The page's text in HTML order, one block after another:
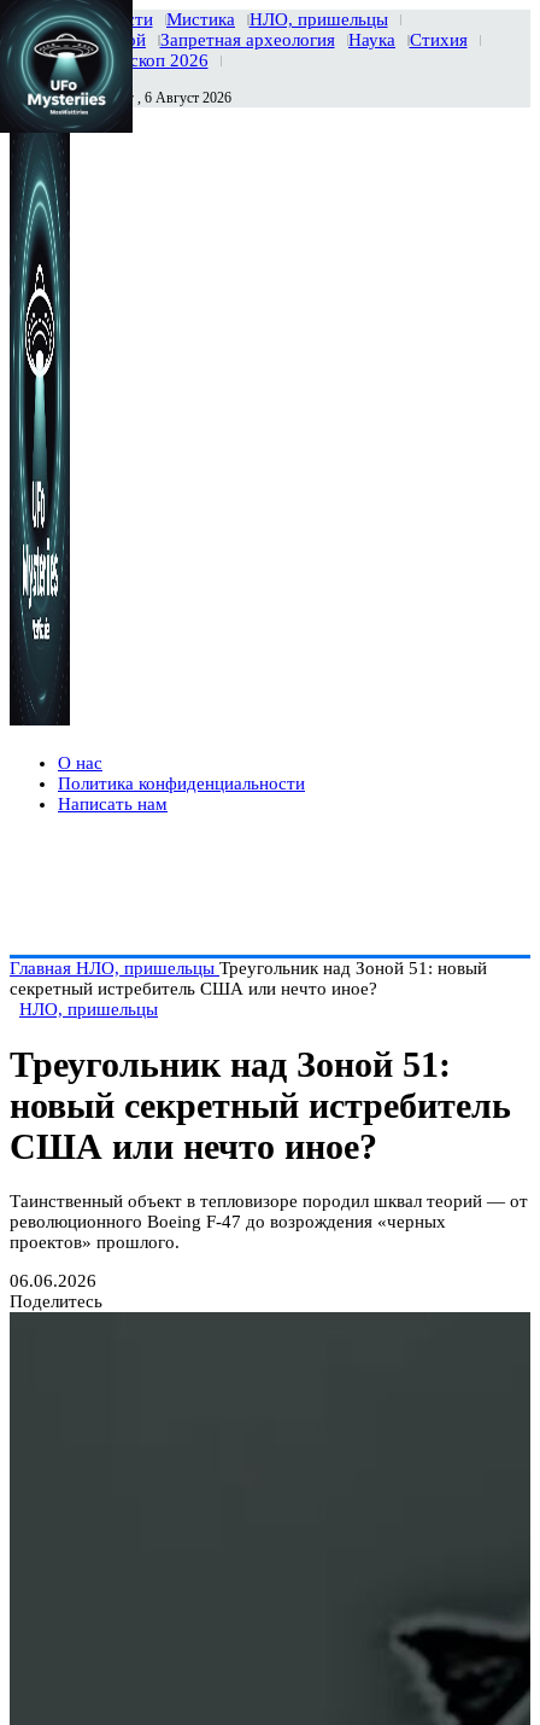
Главная Новости Мистика
НЛО, пришельцы
Тайны вселенной
Запретная археология Наука
Стихия
История
Гороскоп 2026
Сегодня Четверг , 6 Август 2026
О нас
Политика конфиденциальности
Написать нам
Главная НЛО, пришельцы Треугольник над Зоной 51: новый
секретный истребитель США или нечто иное?
НЛО, пришельцы
Треугольник над Зоной 51:
новый секретный истребитель
США или нечто иное?
Таинственный объект в тепловизоре породил шквал теорий — от
революционного Boeing F-47 до возрождения «черных
проектов» прошлого.
06.06.2026
Поделитесь